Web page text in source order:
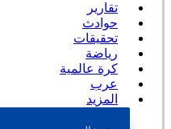
تقارير
حوادث
تحقيقات
رياضة
كرة عالمية
عرب
المزيد